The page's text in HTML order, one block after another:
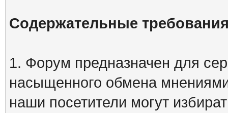
Содержательные
1. Форум предназначен для
насыщенного обмена
наши посетители могут